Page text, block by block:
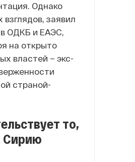
Однако
заявил
в ОДКБ и ЕАЭС,
на открыто
властей – экс-
страной-
то,
Сирию